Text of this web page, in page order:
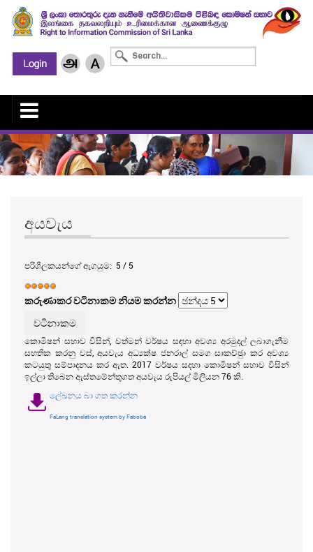
අයවැය
පරිශීලකයන්ගේ ඇගයුම: 5 / 5
කරුණාකර වටිනාකම නියම කරන්න
කොමිෂන් සභාව විසින්, වත්මන් වර්ෂය සඳහා අවශ්‍ය අරමුදල් ලබාගැනීම
සහතික කරනු වස්, අයවැය අධ්‍යක්ෂ ජනරාල් සමග සාකච්ඡුා කර අවශ්‍ය
කටයුතු සම්පාදනය කර ඇත. 2017 වර්ෂය සදහා කොමිෂන් සභාව විසින්
ඉල්ලා තිබෙන ඇස්තමේන්තුගත අයවැය රුපියල් මිලියන 76 කි.
ලේඛනය බා ගත කරන්න
FaLang translation system by Faboba